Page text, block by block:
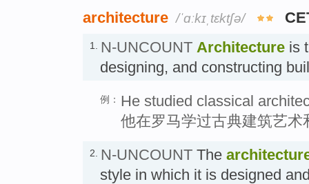
architecture /ˈɑːkɪˌtɛktʃə/
1. N-UNCOUNT Architecture is
designing, and constructing
例： He studied classical
他在罗马学过古典建筑艺术
2. N-UNCOUNT The
style in which it is designed